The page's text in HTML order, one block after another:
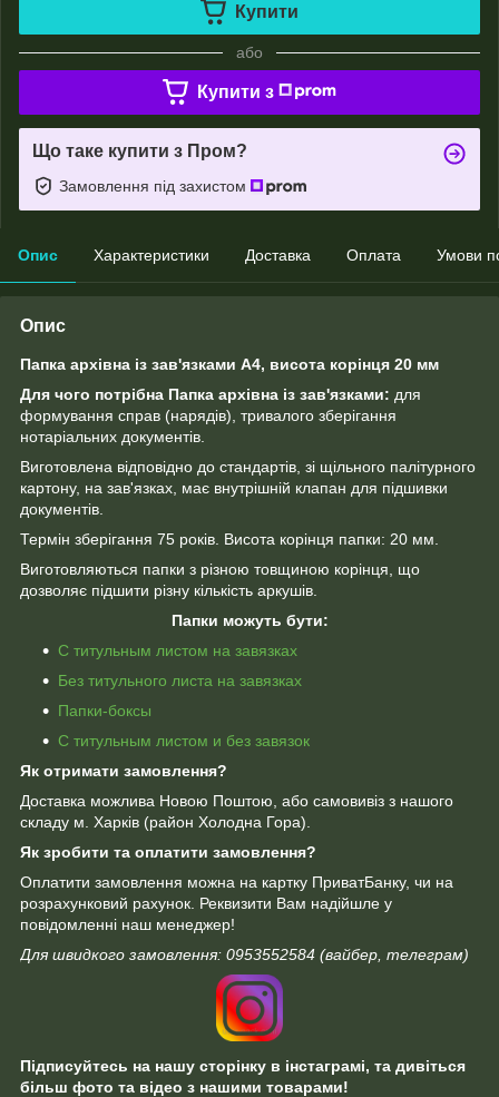
Купити
або
Купити з
Що таке купити з Пром?
Замовлення під захистом
Опис Характеристики Доставка Оплата Умови
Опис
Папка архівна із зав'язками А4, висота корінця 20 мм
Для чого потрібна Папка архівна із зав'язками: для
формування справ (нарядів), тривалого зберігання
нотаріальних документів.
Виготовлена відповідно до стандартів, зі щільного палітурного
картону, на зав'язках, має внутрішній клапан для підшивки
документів.
Термін зберігання 75 років. Висота корінця папки: 20 мм.
Виготовляються папки з різною товщиною корінця, що
дозволяє підшити різну кількість аркушів.
Папки можуть бути:
С титульным листом на завязках
Без титульного листа на завязках
Папки-боксы
С титульным листом и без завязок
Як отримати замовлення?
Доставка можлива Новою Поштою, або самовивіз з нашого
складу м. Харків (район Холодна Гора).
Як зробити та оплатити замовлення?
Оплатити замовлення можна на картку ПриватБанку, чи на
розрахунковий рахунок. Реквизити Вам надійшле у
повідомленні наш менеджер!
Для швидкого замовлення: 0953552584 (вайбер, телеграм)
Підписуйтесь на нашу сторінку в інстаграмі, та дивіться
більш фото та відео з нашими товарами!